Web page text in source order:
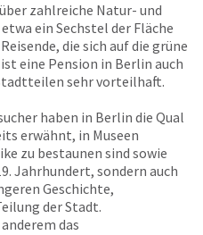
zahlreiche Natur- und
ein Sechstel der Fläche
die sich auf die grüne
eine Pension in Berlin auch
sehr vorteilhaft.
haben in Berlin die Qual
erwähnt, in Museen
zu bestaunen sind sowie
Jahrhundert, sondern auch
Geschichte,
der Stadt.
das